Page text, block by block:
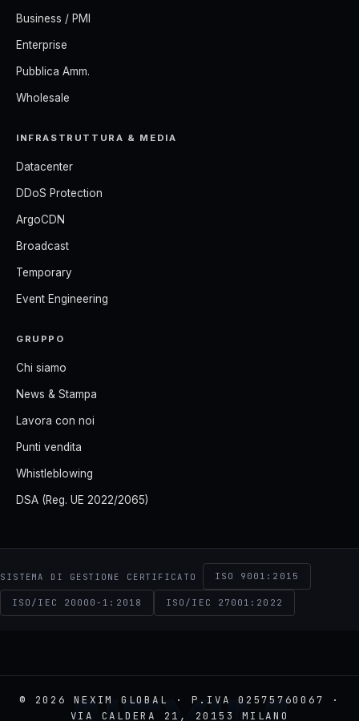
Business / PMI
Enterprise
Pubblica Amm.
Wholesale
INFRASTRUTTURA & MEDIA
Datacenter
DDoS Protection
ArgoCDN
Broadcast
Temporary
Event Engineering
GRUPPO
Chi siamo
News & Stampa
Lavora con noi
Punti vendita
Whistleblowing
DSA (Reg. UE 2022/2065)
SISTEMA DI GESTIONE CERTIFICATO ISO 9001:2015
ISO/IEC 20000-1:2018 ISO/IEC 27001:2022
© 2026 NEXIM GLOBAL · P.IVA 02575760067 ·
VIA CALDERA 21, 20153 MILANO